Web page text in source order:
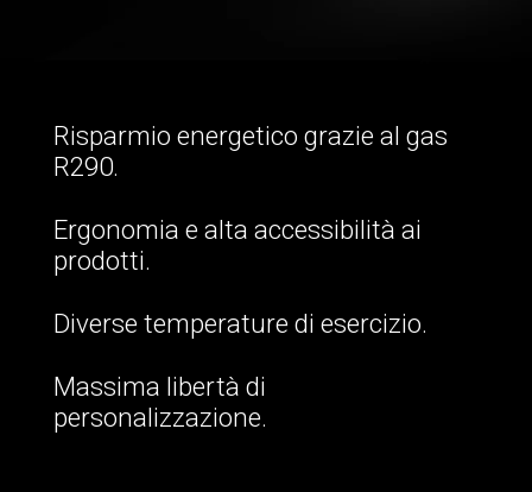
Risparmio energetico grazie al gas
R290.
Ergonomia e alta accessibilità ai
prodotti.
Diverse temperature di esercizio.
Massima libertà di
personalizzazione.